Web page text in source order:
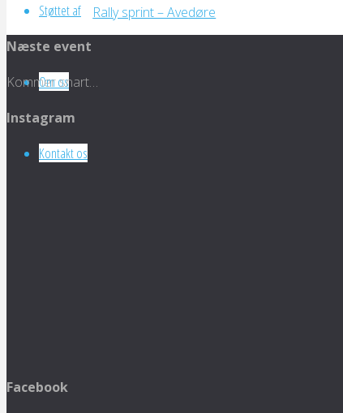
Støttet af
Om os
Kontakt os
Rally sprint – Avedøre
Næste event
Kommer snart…
Instagram
Facebook